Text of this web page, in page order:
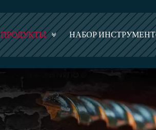
ПРОДУКТЫ НАБОР